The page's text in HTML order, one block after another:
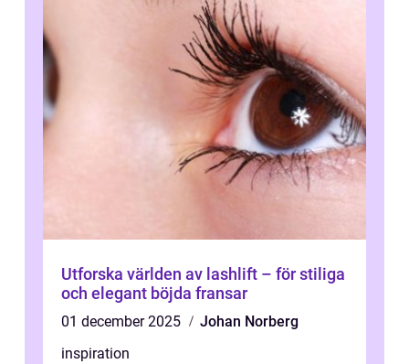
Utforska världen av lashlift – för stiliga
och elegant böjda fransar
01 december 2025
Johan Norberg
inspiration